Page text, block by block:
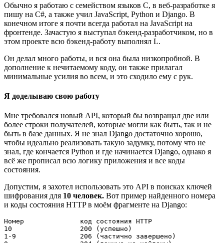
Обычно я работаю с семейством языков C, в веб-разработке я
пишу на C#, а также учил JavaScript, Python и Django. В
конечном итоге я почти всегда работал на JavaScript на
фронтенде. Зачастую я выступал бэкенд-разработчиком, но в
этом проекте всю бэкенд-работу выполнял L.
Он делал много работы, и вся она была низкопробной. В
дополнение к нечитаемому коду, он также прилагал
минимальные усилия во всем, и это сходило ему с рук.
Я доделываю свою работу
Мне требовался новый API, который бы возвращал две или
более строки получателей, которые могли как быть, так и не
быть в базе данных. Я не знал Django достаточно хорошо,
чтобы идеально реализовать такую задумку, потому что не
знал, где кончается Python и где начинается Django, однако я
всё же прописал всю логику приложения и все коды
состояния.
Допустим, я захотел использовать это API в поисках ключей
шифрования для 10 человек. Вот пример найденного номера
и коды состояния HTTP в моём фрагменте на Django:
Номер              код состояния HTTP
10                 200 (успешно)
1-9                206 (частично завершено)